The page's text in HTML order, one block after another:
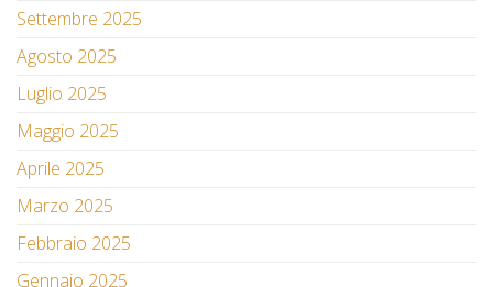
Settembre 2025
Agosto 2025
Luglio 2025
Maggio 2025
Aprile 2025
Marzo 2025
Febbraio 2025
Gennaio 2025